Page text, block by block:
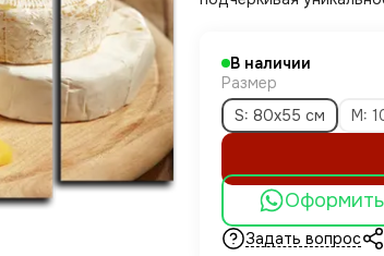
В наличии
Размер
S: 80x55 см
M:
Задать вопрос